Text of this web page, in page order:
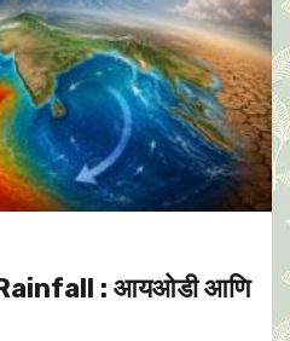
: आयओडी आणि